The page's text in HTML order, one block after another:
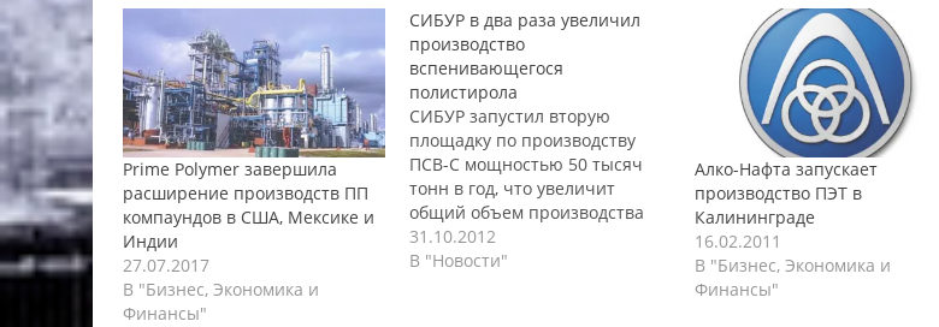
Prime Polymer завершила
расширение производств ПП
компаундов в США, Мексике и
Индии
27.07.2017
В "Бизнес, Экономика и
Финансы"
СИБУР в два раза увеличил
производство
вспенивающегося
полистирола
СИБУР запустил вторую
площадку по производству
ПСВ-С мощностью 50 тысяч
тонн в год, что увеличит
общий объем производства
вспенивающегося
полистирола до 100 тысяч
31.10.2012
В "Новости"
Алко-Нафта запускает
производство ПЭТ в
Калининграде
16.02.2011
В "Бизнес, Экономика и
Финансы"